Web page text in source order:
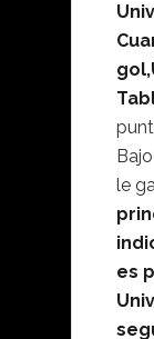
le
es